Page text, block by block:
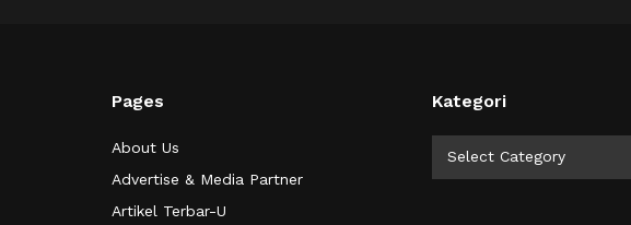
Pages
About Us
Advertise & Media Partner
Artikel Terbar-U
Kategori
Select Category